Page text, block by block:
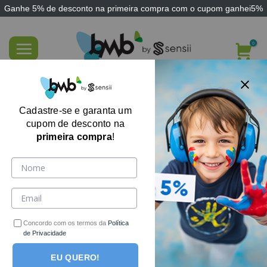
Ganhe 5% de desconto na primeira compra com o cupom ganhei5%
content
FILTRE AQUI
-65%
Cadastre-se e garanta um
cupom de desconto na
primeira compra!
Concordo com os termos da Política
de Privacidade
EU QUERO!